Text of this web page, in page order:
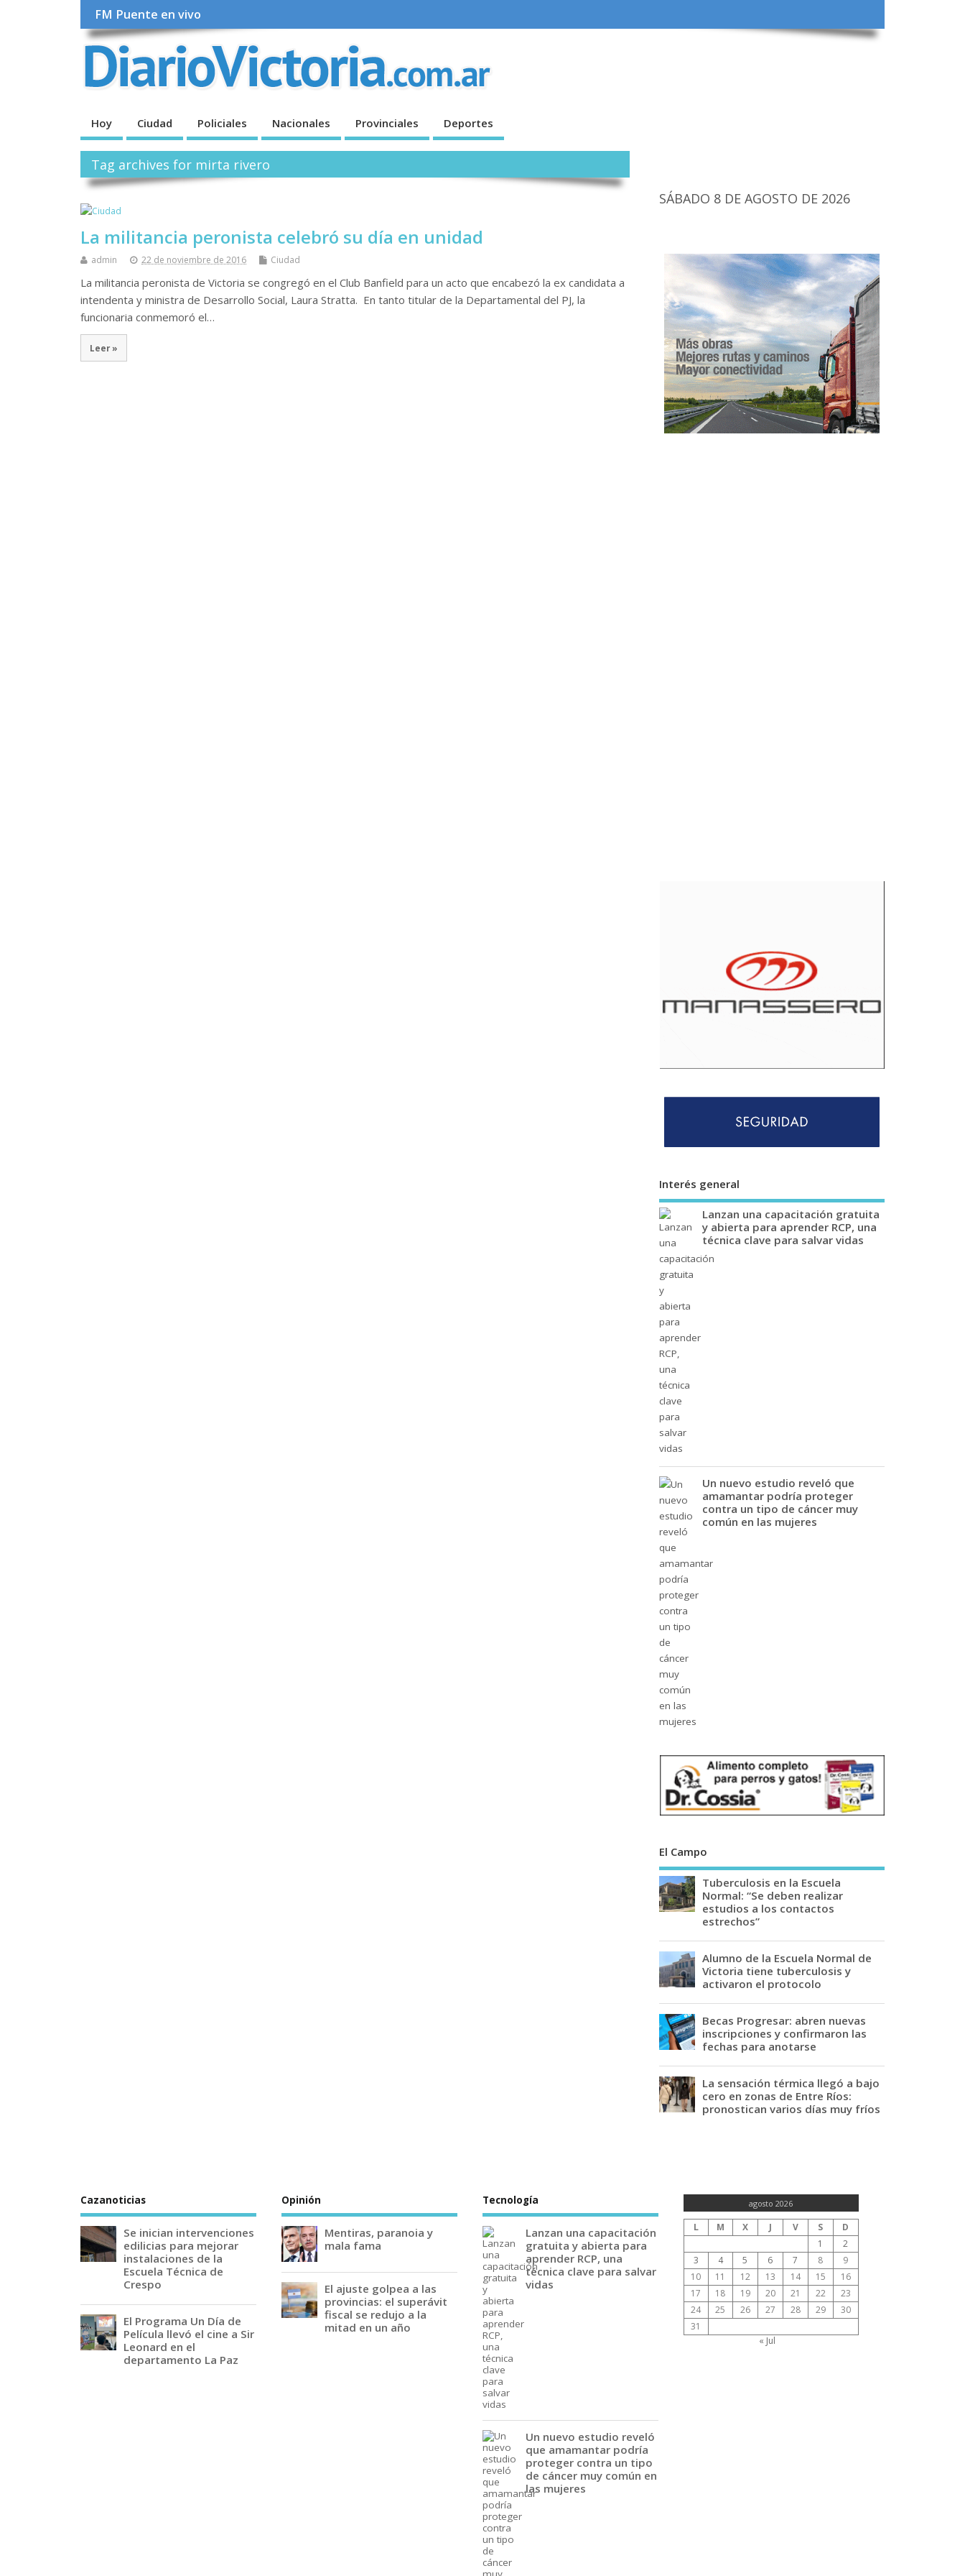
FM Puente en vivo
Hoy Ciudad Policiales Nacionales Provinciales Deportes
Tag archives for mirta rivero
La militancia peronista celebró su día en unidad
admin 22 de noviembre de 2016 Ciudad
La militancia peronista de Victoria se congregó en el Club Banfield para un acto que encabezó la ex candidata a
intendenta y ministra de Desarrollo Social, Laura Stratta. En tanto titular de la Departamental del PJ, la
funcionaria conmemoró el…
Leer »
SÁBADO 8 DE AGOSTO DE 2026
Interés general
Lanzan una capacitación gratuita
y abierta para aprender RCP, una
técnica clave para salvar vidas
Un nuevo estudio reveló que
amamantar podría proteger
contra un tipo de cáncer muy
común en las mujeres
El Campo
Tuberculosis en la Escuela
Normal: “Se deben realizar
estudios a los contactos
estrechos”
Alumno de la Escuela Normal de
Victoria tiene tuberculosis y
activaron el protocolo
Becas Progresar: abren nuevas
inscripciones y confirmaron las
fechas para anotarse
La sensación térmica llegó a bajo
cero en zonas de Entre Ríos:
pronostican varios días muy fríos
Cazanoticias
Se inician intervenciones
edilicias para mejorar
instalaciones de la
Escuela Técnica de
Crespo
El Programa Un Día de
Película llevó el cine a Sir
Leonard en el
departamento La Paz
Opinión
Mentiras, paranoia y
mala fama
El ajuste golpea a las
provincias: el superávit
fiscal se redujo a la
mitad en un año
Tecnología
Lanzan una capacitación
gratuita y abierta para
aprender RCP, una
técnica clave para salvar
vidas
Un nuevo estudio reveló
que amamantar podría
proteger contra un tipo
de cáncer muy común en
las mujeres
agosto 2026
L M X J V S
D
1
2
3
4 5 6 7 8
9
10
11 12 13 14 15
16
17
18 19 20 21 22
23
24
25 26 27 28 29
30
31
« Jul